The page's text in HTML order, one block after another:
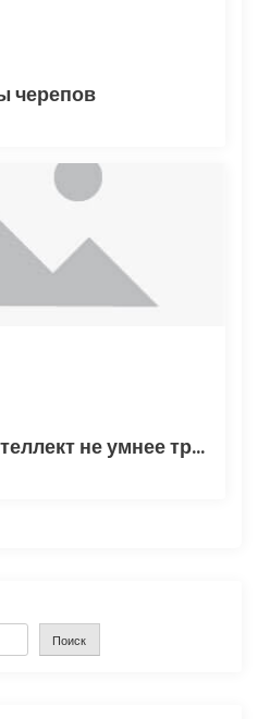
черепов
Искусственный интеллект не умнее трехлетнего ребенка
Поиск